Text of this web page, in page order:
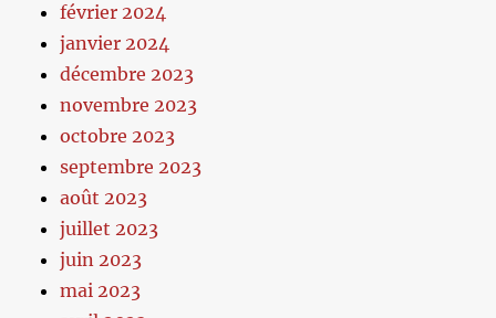
février 2024
janvier 2024
décembre 2023
novembre 2023
octobre 2023
septembre 2023
août 2023
juillet 2023
juin 2023
mai 2023